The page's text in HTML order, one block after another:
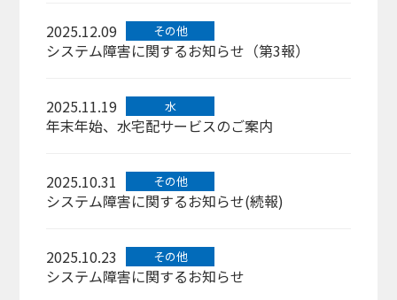
2025.12.09 その他
システム障害に関するお知らせ（第3報）
2025.11.19 水
年末年始、水宅配サービスのご案内
2025.10.31 その他
システム障害に関するお知らせ(続報)
2025.10.23 その他
システム障害に関するお知らせ